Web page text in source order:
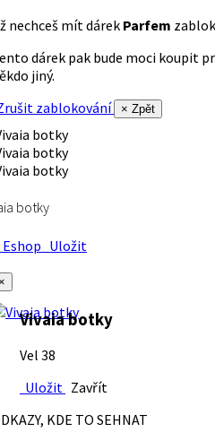
nechceš mít dárek Parfem
dárek pak bude moci koupit
jiný.
zablokování
× Zpět
botky
Uložit
Vivaia botky
Vel 38
Uložit Zavřít
KDE TO SEHNAT